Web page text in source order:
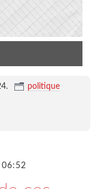
.
politique